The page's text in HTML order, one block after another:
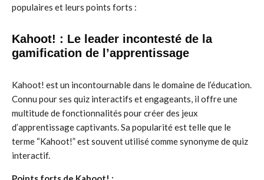
populaires et leurs points forts :
Kahoot! : Le leader incontesté de la
gamification de l’apprentissage
Kahoot! est un incontournable dans le domaine de l’éducation.
Connu pour ses quiz interactifs et engageants, il offre une
multitude de fonctionnalités pour créer des jeux
d’apprentissage captivants. Sa popularité est telle que le
terme “Kahoot!” est souvent utilisé comme synonyme de quiz
interactif.